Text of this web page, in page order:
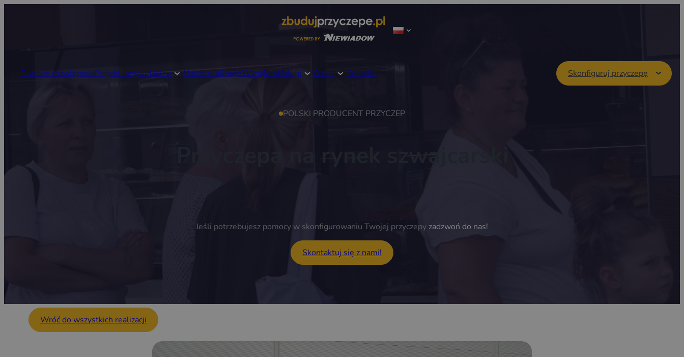
Gotowe rozwiązaniaProjekt indywidualny Nasze realizacjeWynajemUsługi O nas Kontakt Skonfiguruj przyczepę
POLSKI PRODUCENT PRZYCZEP
Jeśli potrzebujesz pomocy w skonfigurowaniu Twojej przyczepy zadzwoń do nas!
Skontaktuj się z nami!
Wróć do wszystkich realizacji